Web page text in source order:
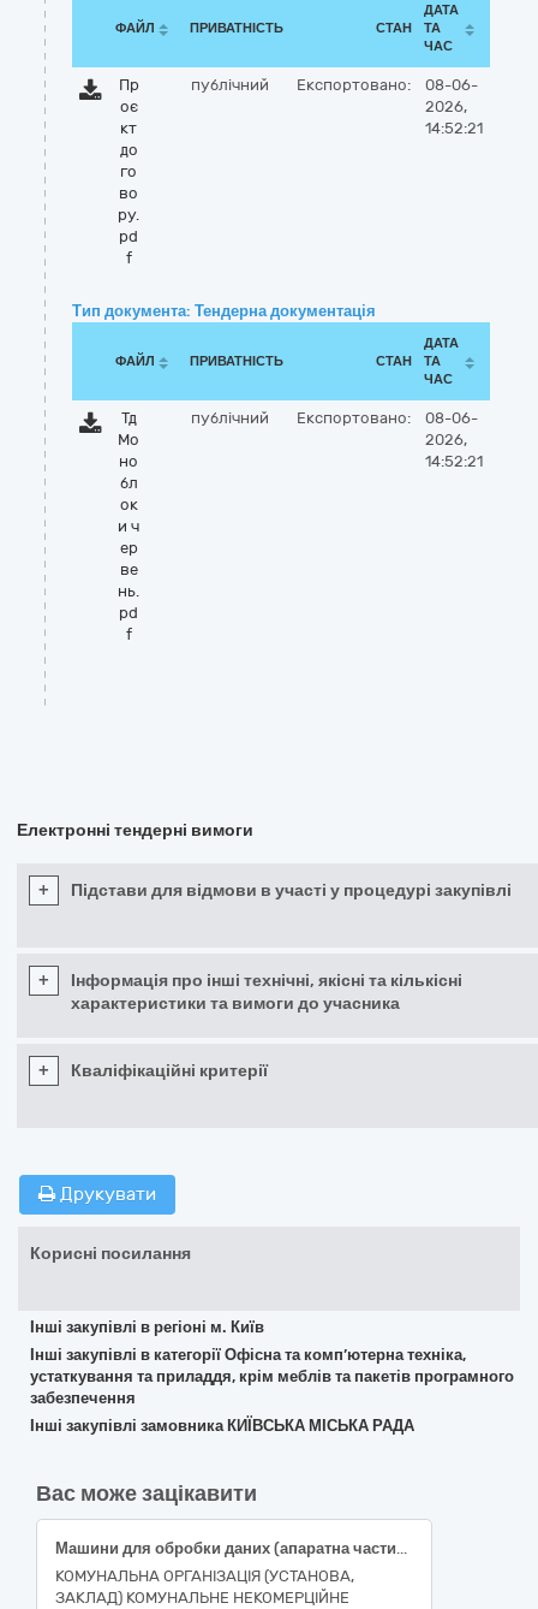
ФАЙЛ ПРИВАТНІСТЬ СТАН
ДАТА
ТА
ЧАС
Пр
оє
кт
до
го
во
ру.
pd
f
публічний Експортовано:
08-06-
2026,
14:52:21
Тип документа: Тендерна документація
ФАЙЛ ПРИВАТНІСТЬ СТАН
ДАТА
ТА
ЧАС
Тд
Мо
но
бл
ок
и ч
ер
ве
нь.
pd
f
публічний Експортовано:
08-06-
2026,
14:52:21
Електронні тендерні вимоги
+ Підстави для відмови в участі у процедурі закупівлі
+
Інформація про інші технічні, якісні та кількісні
характеристики та вимоги до учасника
+ Кваліфікаційні критерії
Друкувати
Корисні посилання
Інші закупівлі в регіоні м. Київ
Інші закупівлі в категорії Офісна та комп’ютерна техніка,
устаткування та приладдя, крім меблів та пакетів програмного
забезпечення
Інші закупівлі замовника КИЇВСЬКА МІСЬКА РАДА
Вас може зацікавити
Машини для обробки даних (апаратна частина) Комплект комп’ютерної техніки (персональний комп’ютер у складі: монітор, системний блок, клавіатура, миша, Microsoft Windows 11 PRO 64bit, веб камера)
КОМУНАЛЬНА ОРГАНІЗАЦІЯ (УСТАНОВА,
ЗАКЛАД) КОМУНАЛЬНЕ НЕКОМЕРЦІЙНЕ